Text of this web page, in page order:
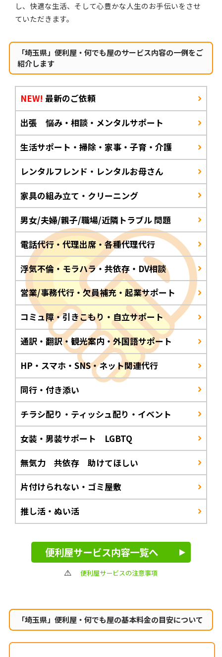
し、快適な生活、そして心豊かな人生のお手伝いをさせ
ていただきます。
「埼玉県」便利屋・何でも屋のサービス内容の一例をご
紹介します
NEW! 最新のご依頼
出張 悩み・相談・メンタルサポート
生活サポート・掃除・家事・子育・介護
レンタルフレンド・レンタルお母さん
家具の組み立て・クリーニング
男女/夫婦/親子/職場/近隣トラブル 問題
電話代行・代理出席・各種代理代行
浮気不倫・モラハラ・共依存・DV相談
営業/事務代行・欠員補充・起業サポート
コミュ障・引きこもり・自立サポート
通訳・翻訳・観光案内・外国語サポート
HP・スマホ・SNS・ネット関連代行
同行・付き添い
チラシ配り・ティッシュ配り・イベント
女装・男装サポート LGBTQ
無気力 共依存 助けてほしい
片付けられない・ゴミ屋敷
推し活・ぬい活
便利屋サービス内容一覧へ
便利屋サービスの注意事項
「埼玉県」便利屋・何でも屋の基本料金の目安について